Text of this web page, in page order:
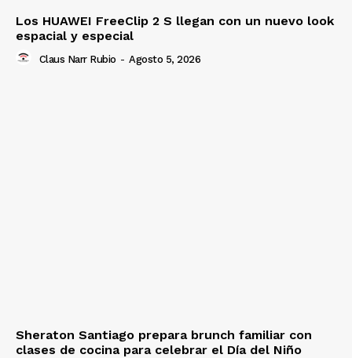
Los HUAWEI FreeClip 2 S llegan con un nuevo look
espacial y especial
Claus Narr Rubio - Agosto 5, 2026
Sheraton Santiago prepara brunch familiar con
clases de cocina para celebrar el Día del Niño